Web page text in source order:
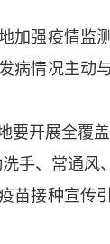
强疫情监测
病情况主动
展全覆盖
手、常通
苗接种宣